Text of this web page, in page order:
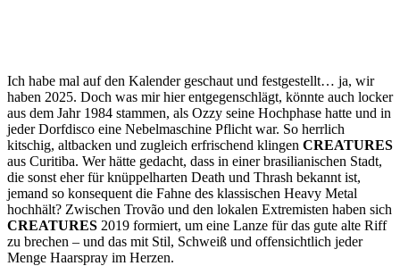
Ich habe mal auf den Kalender geschaut und festgestellt… ja, wir
haben 2025. Doch was mir hier entgegenschlägt, könnte auch locker
aus dem Jahr 1984 stammen, als Ozzy seine Hochphase hatte und in
jeder Dorfdisco eine Nebelmaschine Pflicht war. So herrlich
kitschig, altbacken und zugleich erfrischend klingen CREATURES
aus Curitiba. Wer hätte gedacht, dass in einer brasilianischen Stadt,
die sonst eher für knüppelharten Death und Thrash bekannt ist,
jemand so konsequent die Fahne des klassischen Heavy Metal
hochhält? Zwischen Trovão und den lokalen Extremisten haben sich
CREATURES 2019 formiert, um eine Lanze für das gute alte Riff
zu brechen – und das mit Stil, Schweiß und offensichtlich jeder
Menge Haarspray im Herzen.